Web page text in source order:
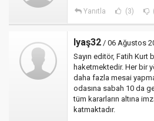
Yanıtla (3)
Iyaş32 / 06 Ağustos
Sayın editör, Fatih Kurt
haketmektedir. Her bir
daha fazla mesai
odasına sabah 10 da
tüm kararların altına
katmaktadır.